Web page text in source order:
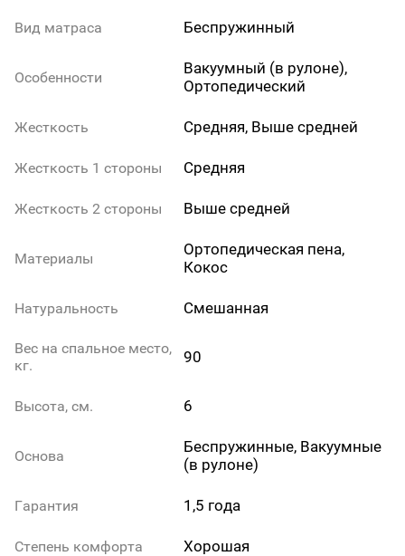
Вид матраса Беспружинный
Особенности
Вакуумный (в рулоне),
Ортопедический
Жесткость Средняя, Выше средней
Жесткость 1 стороны Средняя
Жесткость 2 стороны Выше средней
Материалы
Ортопедическая пена,
Кокос
Натуральность Смешанная
Вес на спальное место,
кг.
90
Высота, см. 6
Основа
Беспружинные, Вакуумные
(в рулоне)
Гарантия 1,5 года
Степень комфорта Хорошая